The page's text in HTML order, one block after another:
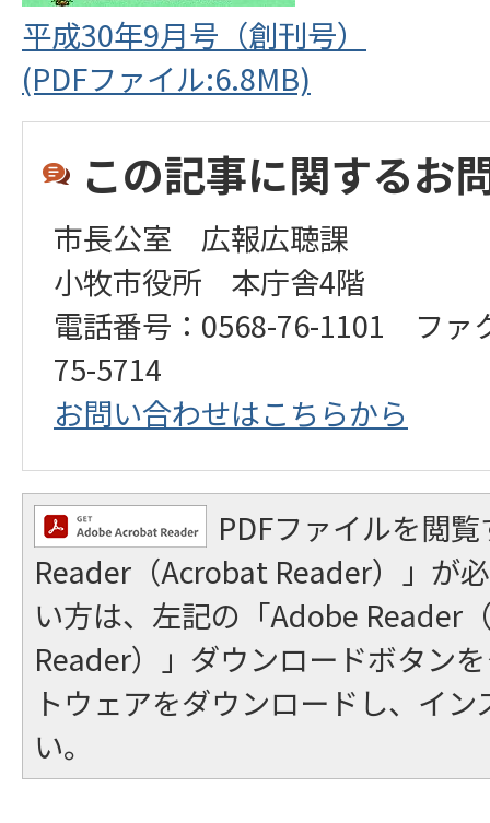
平成30年9月号（創刊号）
(PDFファイル:6.8MB)
この記事に関するお
市長公室 広報広聴課
小牧市役所 本庁舎4階
電話番号：0568-76-1101 ファ
75-5714
お問い合わせはこちらから
PDFファイルを閲
Reader（Acrobat Reader）」が
い方は、左記の「Adobe Reader
Reader）」ダウンロードボタン
トウェアをダウンロードし、イ
い。